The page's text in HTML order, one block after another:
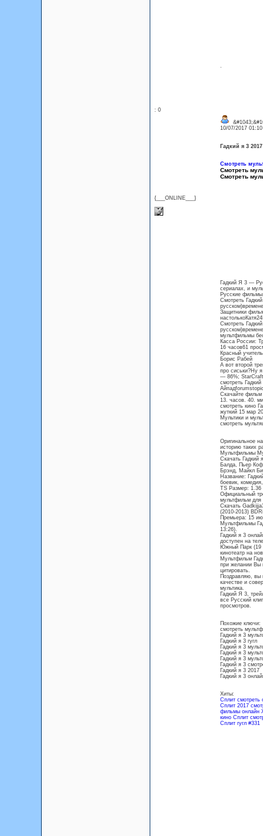
.
: 0
{___ONLINE___}
10/07/2017
Гадкий я 3
Смотреть
Смотреть
Смотреть
Гадкий Я 3 —
сериалах, и
Русские
Смотреть
Защитники
Смотреть
мультфильмы
Касса России:
16 часов61
Красный
Борис Рабей
А вот второй
про сиськи?Ну
— 86%;
смотреть
Скачайте фильм
13. часов. 40.
смотреть кино
жуткий 15 мар
Мультики и
смотреть
Оригинальное
историю таких
Мультфильмы
Скачать Гадкий
Балда, Пьер
Брэнд, Майкл
Название:
боевик,
TS Размер: 1.36
Официальный
мультфильм для
Скачать
(2010-2013)
Премьера: 15
Мультфильмы
13:26).
Гадкий я 3
доступен на
Южный Парк (19
кинотеатр на
Мультфильм
при желании Вы
цитировать.
Поздравляю, вы
качестве и
мультика.
Гадкий Я 3,
все Русский
просмотров.
Похожие ключи:
смотреть
Гадкий я 3
Гадкий я 3 гугл
Гадкий я 3
Гадкий я 3
Гадкий я 3
Гадкий я 3
Гадкий я 3 2017
Гадкий я 3
Хиты:
Сплит смотреть
Сплит 2017
фильмы онлайн
кино Сплит
Сплит гугл #331